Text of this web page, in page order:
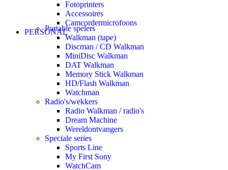
Fotoprinters
Accessoires
Camcordermicrofoons
PERSONAL
Portable spelers
Walkman (tape)
Discman / CD Walkman
MiniDisc Walkman
DAT Walkman
Memory Stick Walkman
HD/Flash Walkman
Watchman
Radio's/wekkers
Radio Walkman / radio's
Dream Machine
Wereldontvangers
Speciale series
Sports Line
My First Sony
WatchCam